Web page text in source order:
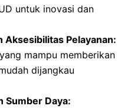
untuk inovasi dan
Aksesibilitas Pelayanan:
mampu memberikan
dijangkau
Sumber Daya: